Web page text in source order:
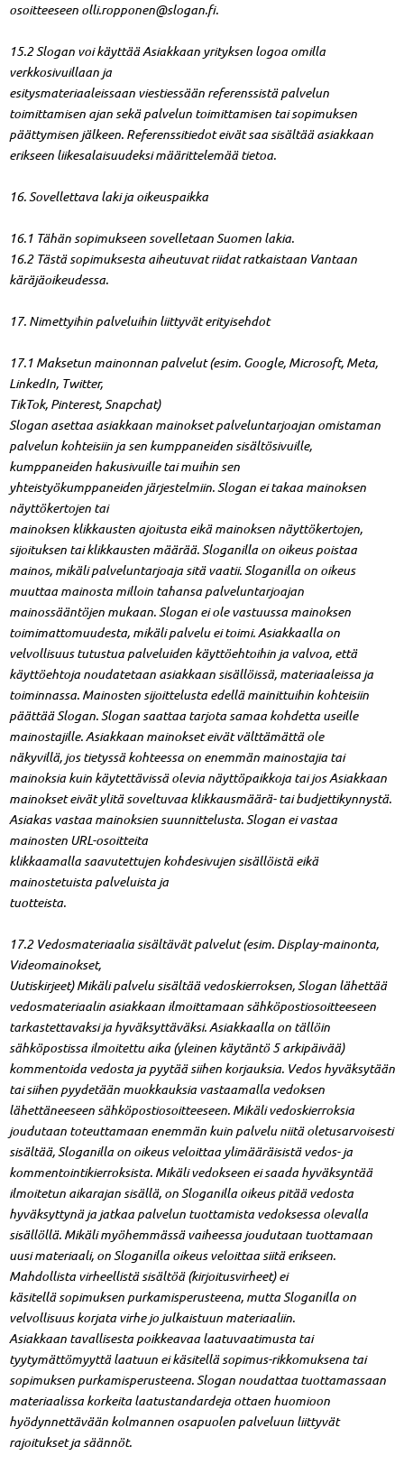
osoitteeseen olli.ropponen@slogan.fi.
15.2 Slogan voi käyttää Asiakkaan yrityksen logoa omilla
verkkosivuillaan ja
esitysmateriaaleissaan viestiessään referenssistä palvelun
toimittamisen ajan sekä palvelun toimittamisen tai sopimuksen
päättymisen jälkeen. Referenssitiedot eivät saa sisältää asiakkaan
erikseen liikesalaisuudeksi määrittelemää tietoa.
16. Sovellettava laki ja oikeuspaikka
16.1 Tähän sopimukseen sovelletaan Suomen lakia.
16.2 Tästä sopimuksesta aiheutuvat riidat ratkaistaan Vantaan
käräjäoikeudessa.
17. Nimettyihin palveluihin liittyvät erityisehdot
17.1 Maksetun mainonnan palvelut (esim. Google, Microsoft, Meta,
LinkedIn, Twitter,
TikTok, Pinterest, Snapchat)
Slogan asettaa asiakkaan mainokset palveluntarjoajan omistaman
palvelun kohteisiin ja sen kumppaneiden sisältösivuille,
kumppaneiden hakusivuille tai muihin sen
yhteistyökumppaneiden järjestelmiin. Slogan ei takaa mainoksen
näyttökertojen tai
mainoksen klikkausten ajoitusta eikä mainoksen näyttökertojen,
sijoituksen tai klikkausten määrää. Sloganilla on oikeus poistaa
mainos, mikäli palveluntarjoaja sitä vaatii. Sloganilla on oikeus
muuttaa mainosta milloin tahansa palveluntarjoajan
mainossääntöjen mukaan. Slogan ei ole vastuussa mainoksen
toimimattomuudesta, mikäli palvelu ei toimi. Asiakkaalla on
velvollisuus tutustua palveluiden käyttöehtoihin ja valvoa, että
käyttöehtoja noudatetaan asiakkaan sisällöissä, materiaaleissa ja
toiminnassa. Mainosten sijoittelusta edellä mainittuihin kohteisiin
päättää Slogan. Slogan saattaa tarjota samaa kohdetta useille
mainostajille. Asiakkaan mainokset eivät välttämättä ole
näkyvillä, jos tietyssä kohteessa on enemmän mainostajia tai
mainoksia kuin käytettävissä olevia näyttöpaikkoja tai jos Asiakkaan
mainokset eivät ylitä soveltuvaa klikkausmäärä- tai budjettikynnystä.
Asiakas vastaa mainoksien suunnittelusta. Slogan ei vastaa
mainosten URL-osoitteita
klikkaamalla saavutettujen kohdesivujen sisällöistä eikä
mainostetuista palveluista ja
tuotteista.
17.2 Vedosmateriaalia sisältävät palvelut (esim. Display-mainonta,
Videomainokset,
Uutiskirjeet) Mikäli palvelu sisältää vedoskierroksen, Slogan lähettää
vedosmateriaalin asiakkaan ilmoittamaan sähköpostiosoitteeseen
tarkastettavaksi ja hyväksyttäväksi. Asiakkaalla on tällöin
sähköpostissa ilmoitettu aika (yleinen käytäntö 5 arkipäivää)
kommentoida vedosta ja pyytää siihen korjauksia. Vedos hyväksytään
tai siihen pyydetään muokkauksia vastaamalla vedoksen
lähettäneeseen sähköpostiosoitteeseen. Mikäli vedoskierroksia
joudutaan toteuttamaan enemmän kuin palvelu niitä oletusarvoisesti
sisältää, Sloganilla on oikeus veloittaa ylimääräisistä vedos- ja
kommentointikierroksista. Mikäli vedokseen ei saada hyväksyntää
ilmoitetun aikarajan sisällä, on Sloganilla oikeus pitää vedosta
hyväksyttynä ja jatkaa palvelun tuottamista vedoksessa olevalla
sisällöllä. Mikäli myöhemmässä vaiheessa joudutaan tuottamaan
uusi materiaali, on Sloganilla oikeus veloittaa siitä erikseen.
Mahdollista virheellistä sisältöä (kirjoitusvirheet) ei
käsitellä sopimuksen purkamisperusteena, mutta Sloganilla on
velvollisuus korjata virhe jo julkaistuun materiaaliin.
Asiakkaan tavallisesta poikkeavaa laatuvaatimusta tai
tyytymättömyyttä laatuun ei käsitellä sopimus-rikkomuksena tai
sopimuksen purkamisperusteena. Slogan noudattaa tuottamassaan
materiaalissa korkeita laatustandardeja ottaen huomioon
hyödynnettävään kolmannen osapuolen palveluun liittyvät
rajoitukset ja säännöt.